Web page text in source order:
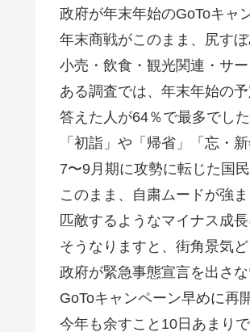
政府が年末年始のGoToキャ
年末商戦がこのまま、尻す
小売・飲食・観光関連・サ
ある調査では、年末年始の
答えた人が64％で最多でし
「初詣」や「帰省」「忘・
7〜9月期に攻勢に転じた国
このまま、自粛ムードが強
匹敵するようなマイナス成
そうなりますと、街角景気
政府が緊急事態宣言を出さ
GoToキャンペーン早めに再
今年も余すこと10日あまり